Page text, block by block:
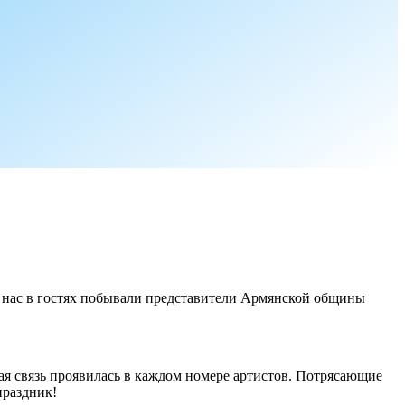
в гостях побывали представители Армянской общины
связь проявилась в каждом номере артистов. Потрясающие